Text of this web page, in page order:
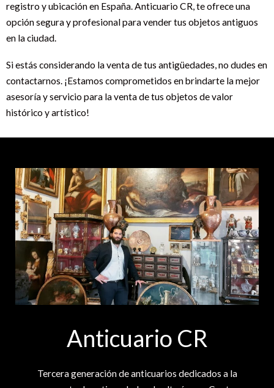
registro y ubicación en España. Anticuario CR, te ofrece una
opción segura y profesional para vender tus objetos antiguos
en la ciudad.
Si estás considerando la venta de tus antigüedades, no dudes en
contactarnos. ¡Estamos comprometidos en brindarte la mejor
asesoría y servicio para la venta de tus objetos de valor
histórico y artístico!
Anticuario CR
Tercera generación de anticuarios dedicados a la